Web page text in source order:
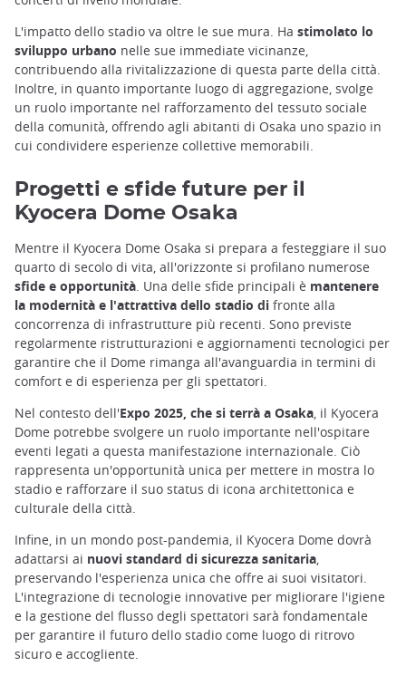
L'impatto dello stadio va oltre le sue mura. Ha stimolato lo
sviluppo urbano nelle sue immediate vicinanze,
contribuendo alla rivitalizzazione di questa parte della città.
Inoltre, in quanto importante luogo di aggregazione, svolge
un ruolo importante nel rafforzamento del tessuto sociale
della comunità, offrendo agli abitanti di Osaka uno spazio in
cui condividere esperienze collettive memorabili.
Progetti e sfide future per il
Kyocera Dome Osaka
Mentre il Kyocera Dome Osaka si prepara a festeggiare il suo
quarto di secolo di vita, all'orizzonte si profilano numerose
sfide e opportunità. Una delle sfide principali è mantenere
la modernità e l'attrattiva dello stadio di fronte alla
concorrenza di infrastrutture più recenti. Sono previste
regolarmente ristrutturazioni e aggiornamenti tecnologici per
garantire che il Dome rimanga all'avanguardia in termini di
comfort e di esperienza per gli spettatori.
Nel contesto dell'Expo 2025, che si terrà a Osaka, il Kyocera
Dome potrebbe svolgere un ruolo importante nell'ospitare
eventi legati a questa manifestazione internazionale. Ciò
rappresenta un'opportunità unica per mettere in mostra lo
stadio e rafforzare il suo status di icona architettonica e
culturale della città.
Infine, in un mondo post-pandemia, il Kyocera Dome dovrà
adattarsi ai nuovi standard di sicurezza sanitaria,
preservando l'esperienza unica che offre ai suoi visitatori.
L'integrazione di tecnologie innovative per migliorare l'igiene
e la gestione del flusso degli spettatori sarà fondamentale
per garantire il futuro dello stadio come luogo di ritrovo
sicuro e accogliente.